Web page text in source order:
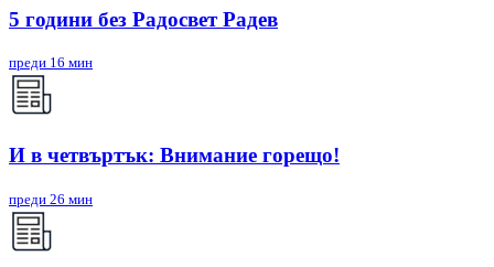
5 години без Радосвет Радев
преди 16 мин
И в четвъртък: Внимание горещо!
преди 26 мин